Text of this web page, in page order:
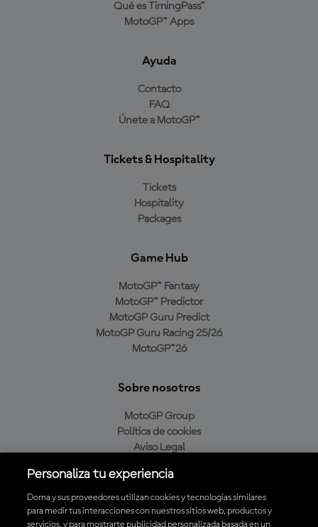
Qué es TimingPass™
MotoGP™ Apps
Ayuda
Contacto
FAQ
Únete a MotoGP™
Tickets & Hospitality
Tickets
Hospitality
Packages
Game Hub
MotoGP™ Fantasy
MotoGP™ Predictor
MotoGP Guru Predict
MotoGP Guru Racing 25/26
MotoGP™26
Sobre nosotros
MotoGP Group
Política de cookies
Aviso Legal
Política de compra
Personaliza tu experiencia
Dorna y sus proveedores utilizan cookies y tecnologías similares
para medir tus interacciones con nuestros sitios web, productos y
servicios, y para mostrarte publicidad personalizada basada en un